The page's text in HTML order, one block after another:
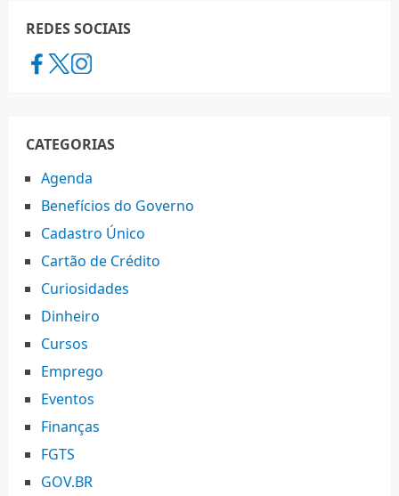
REDES SOCIAIS
CATEGORIAS
Agenda
Benefícios do Governo
Cadastro Único
Cartão de Crédito
Curiosidades
Dinheiro
Cursos
Emprego
Eventos
Finanças
FGTS
GOV.BR